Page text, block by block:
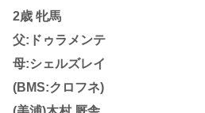
2歳 牝馬
父:ドゥラメンテ
母:シェルズレイ
(BMS:クロフネ)